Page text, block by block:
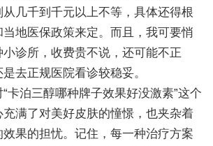
几千到千元以上不等，具体还得根
地医保政策来定。而且，我可要悄
诊所，收费贵不说，还可能不正
去正规医院看诊较稳妥。
卡泊三醇哪种牌子效果好没激素”这个
满了对美好皮肤的憧憬，也夹杂着
果的担忧。记住，每一种治疗方案